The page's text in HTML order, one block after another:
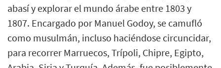
abasí y explorar el mundo árabe entre 1803 y
1807. Encargado por Manuel Godoy, se camufló
como musulmán, incluso haciéndose circuncidar,
para recorrer Marruecos, Trípoli, Chipre, Egipto,